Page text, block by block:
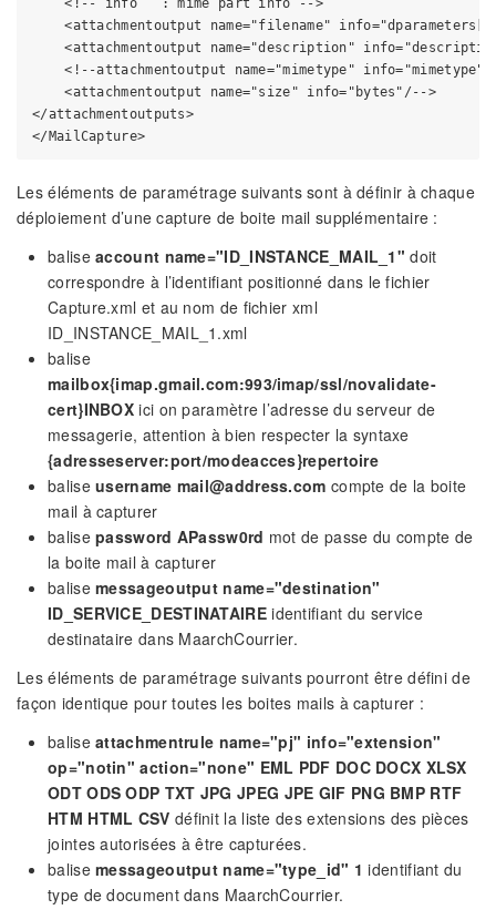
    <!-- info   : mime part info -->
<attachmentoutput name="filename"
<attachmentoutput name="description"
<!--attachmentoutput name="mimetype" info="mimetype"/
    <attachmentoutput name="size" info="bytes"/-->
</attachmentoutputs>
Les éléments de paramétrage suivants sont à définir à chaque
déploiement d’une capture de boite mail supplémentaire :
baliseaccount name="ID_INSTANCE_MAIL_1" doit
correspondre à l’identifiant positionné dans le fichier
Capture.xml et au nom de fichier xml
ID_INSTANCE_MAIL_1.xml
balise
mailbox{imap.gmail.com:993/imap/ssl/novalidate-
cert}INBOX ici on paramètre l’adresse du serveur de
messagerie, attention à bien respecter la syntaxe
{adresseserver:port/modeacces}repertoire
baliseusername mail@address.com compte de la boite
mail à capturer
balisepassword APassw0rd mot de passe du compte de
la boite mail à capturer
balisemessageoutput name="destination"
ID_SERVICE_DESTINATAIREidentifiant du service
destinataire dans MaarchCourrier.
Les éléments de paramétrage suivants pourront être défini de
façon identique pour toutes les boites mails à capturer :
baliseattachmentrule name="pj" info="extension"
op="notin" action="none" EML PDF DOC DOCX XLSX
ODT ODS ODP TXT JPG JPEG JPE GIF PNG BMP RTF
HTM HTML CSV définit la liste des extensions des pièces
jointes autorisées à être capturées.
balisemessageoutput name="type_id" 1 identifiant du
type de document dans MaarchCourrier.